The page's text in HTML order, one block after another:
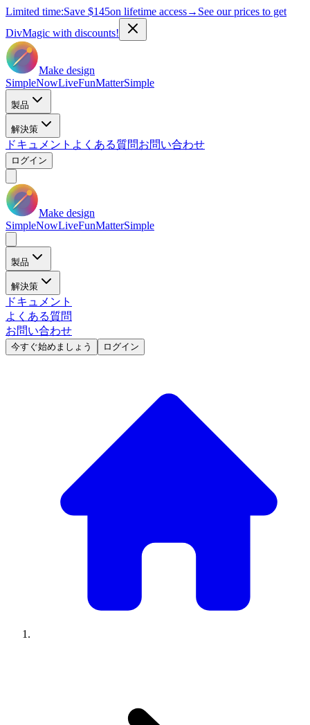
Limited time:Save $145on lifetime access→ See our prices to get
DivMagic with discounts!
Make design
SimpleNowLiveFunMatterSimple
製品
解決策
ドキュメント よくある質問お問い合わせ
ログイン
Make design
SimpleNowLiveFunMatterSimple
製品
解決策
ドキュメント
よくある質問
お問い合わせ
今すぐ始めましょう ログイン